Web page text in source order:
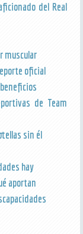
del Real
muscular
oficial
de Team
sin él
hay
aportan